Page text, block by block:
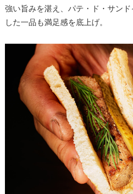
強い旨みを湛え、パテ・ド・サン
した一品も満足感を底上げ。